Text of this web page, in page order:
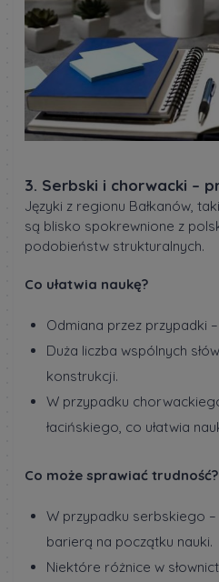
3. Serbski i chorwacki –
Języki z regionu Bałkanów,
są blisko spokrewnione z
podobieństw strukturalnych.
Co ułatwia naukę?
Odmiana przez przypadki
Duża liczba wspólnych
konstrukcji.
W przypadku
łacińskiego, co ułatwia
Co może sprawiać trudność?
W przypadku serbskiego
barierą na początku nauki.
Niektóre różnice w